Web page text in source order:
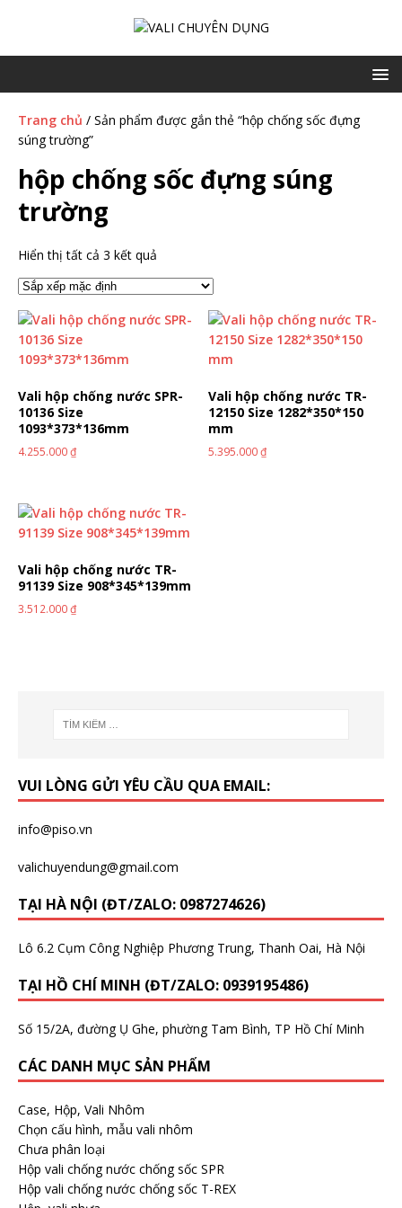
Trang chủ / Sản phẩm được gắn thẻ “hộp chống sốc đựng
súng trường”
hộp chống sốc đựng súng
trường
Hiển thị tất cả 3 kết quả
Vali hộp chống nước SPR-
10136 Size
1093*373*136mm
4.255.000₫
Vali hộp chống nước TR-
12150 Size 1282*350*150
mm
5.395.000₫
Vali hộp chống nước TR-
91139 Size 908*345*139mm
3.512.000₫
VUI LÒNG GỬI YÊU CẦU QUA EMAIL:
info@piso.vn
valichuyendung@gmail.com
TẠI HÀ NỘI (ĐT/ZALO: 0987274626)
Lô 6.2 Cụm Công Nghiệp Phương Trung, Thanh Oai, Hà Nội
TẠI HỒ CHÍ MINH (ĐT/ZALO: 0939195486)
Số 15/2A, đường Ụ Ghe, phường Tam Bình, TP Hồ Chí Minh
CÁC DANH MỤC SẢN PHẨM
Case, Hộp, Vali Nhôm
Chọn cấu hình, mẫu vali nhôm
Chưa phân loại
Hộp vali chống nước chống sốc SPR
Hộp vali chống nước chống sốc T-REX